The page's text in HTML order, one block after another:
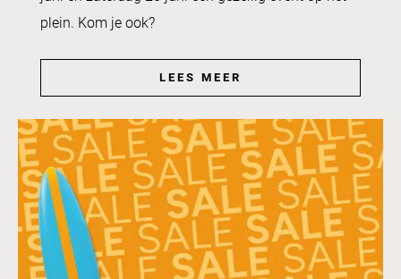
plein. Kom je ook?
LEES MEER